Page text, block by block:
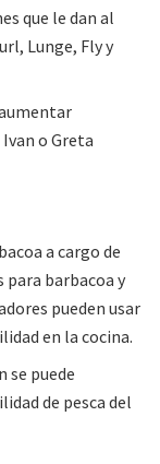
que le dan al
Lunge, Fly y
o Greta
a cargo de
barbacoa y
pueden usar
en la cocina.
se puede
de pesca del